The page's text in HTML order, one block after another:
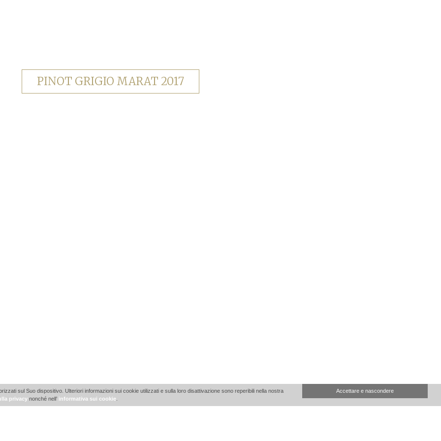
PINOT GRIGIO MARAT 2017
sul Suo dispositivo. Ulteriori informazioni sui cookie utilizzati e sulla loro disattivazione sono reperibili nella nostra
privacynonché nell’ informativa sui cookie.
Accettare e nascondere